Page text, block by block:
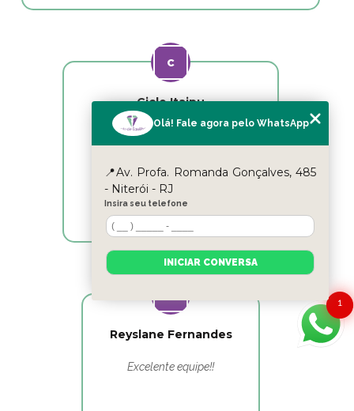
Cicle Itaipu
Excelentes profissionais!!!
Reyslane Fernandes
Excelente equipe!!
1
Olá! Fale agora pelo WhatsApp
📍Av. Profa. Romanda Gonçalves, 485
- Niterói - RJ
Insira seu telefone
INICIAR CONVERSA